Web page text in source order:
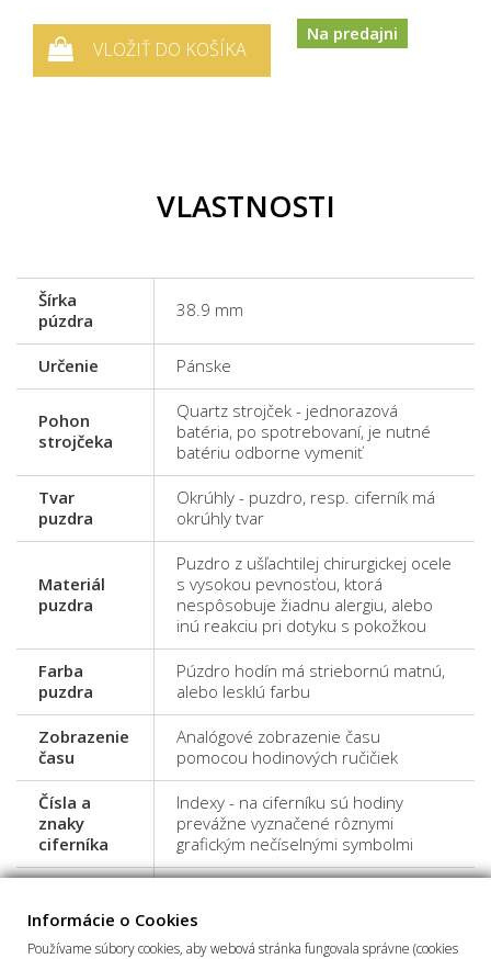
VLOŽIŤ DO KOŠÍKA
Na predajni
VLASTNOSTI
Šírka
púzdra
38.9 mm
Určenie Pánske
Pohon
strojčeka
Quartz strojček - jednorazová
batéria, po spotrebovaní, je nutné
batériu odborne vymeniť
Tvar
puzdra
Okrúhly - puzdro, resp. ciferník má
okrúhly tvar
Materiál
puzdra
Puzdro z ušľachtilej chirurgickej ocele
s vysokou pevnosťou, ktorá
nespôsobuje žiadnu alergiu, alebo
inú reakciu pri dotyku s pokožkou
Farba
puzdra
Púzdro hodín má striebornú matnú,
alebo lesklú farbu
Zobrazenie
času
Analógové zobrazenie času
pomocou hodinových ručičiek
Čísla a
znaky
ciferníka
Indexy - na ciferníku sú hodiny
prevážne vyznačené rôznymi
grafickým nečíselnými symbolmi
Informácie o Cookies
Používame súbory cookies, aby webová stránka fungovala správne (cookies